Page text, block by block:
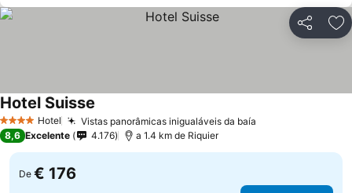
Partilhar
4 EstrelasHotel Vistas panorâmicas inigualáveis da baía
Hotel Suisse
8,6 Excelente 4.176 a 1.4 km de Riquier
De € 176